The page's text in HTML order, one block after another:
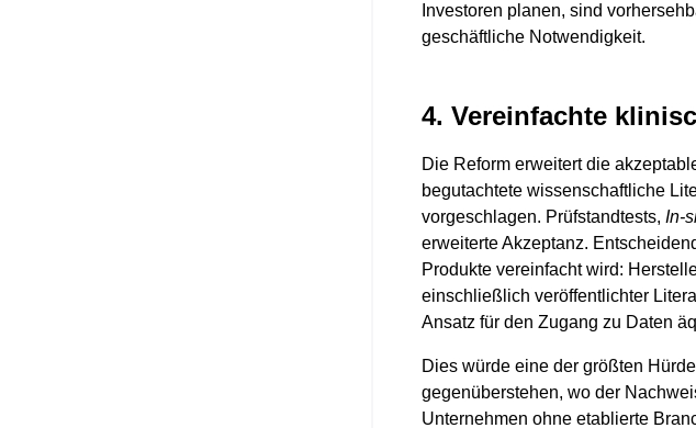
Investoren planen, sind
geschäftliche Notwendigkeit.
4. Vereinfachte
Die Reform erweitert die
begutachtete wissenschaftliche
vorgeschlagen. Prüfstandtests, In-
erweiterte Akzeptanz.
Produkte vereinfacht wird:
einschließlich veröffentlichter
Ansatz für den Zugang zu Daten
Dies würde eine der größten
gegenüberstehen, wo der
Unternehmen ohne etablierte